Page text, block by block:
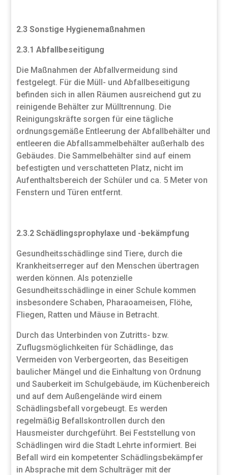
2.3 Sonstige Hygienemaßnahmen
2.3.1 Abfallbeseitigung
Die Maßnahmen der Abfallvermeidung sind
festgelegt. Für die Müll- und Abfallbeseitigung
befinden sich in allen Räumen ausreichend gut zu
reinigende Behälter zur Mülltrennung. Die
Reinigungskräfte sorgen für eine tägliche
ordnungsgemäße Entleerung der Abfallbehälter und
entleeren die Abfallsammelbehälter außerhalb des
Gebäudes. Die Sammelbehälter sind auf einem
befestigten und verschatteten Platz, nicht im
Aufenthaltsbereich der Schüler und ca. 5 Meter von
Fenstern und Türen entfernt.
2.3.2 Schädlingsprophylaxe und -bekämpfung
Gesundheitsschädlinge sind Tiere, durch die
Krankheitserreger auf den Menschen übertragen
werden können. Als potenzielle
Gesundheitsschädlinge in einer Schule kommen
insbesondere Schaben, Pharaoameisen, Flöhe,
Fliegen, Ratten und Mäuse in Betracht.
Durch das Unterbinden von Zutritts- bzw.
Zuflugsmöglichkeiten für Schädlinge, das
Vermeiden von Verbergeorten, das Beseitigen
baulicher Mängel und die Einhaltung von Ordnung
und Sauberkeit im Schulgebäude, im Küchenbereich
und auf dem Außengelände wird einem
Schädlingsbefall vorgebeugt. Es werden
regelmäßig Befallskontrollen durch den
Hausmeister durchgeführt. Bei Feststellung von
Schädlingen wird die Stadt Lehrte informiert. Bei
Befall wird ein kompetenter Schädlingsbekämpfer
in Absprache mit dem Schulträger mit der